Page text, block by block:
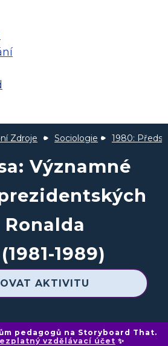
Zdroje Sociologie 1980:
Významné
1989)
AKTIVITU
pedagogů na Storyboard That.
vzdělávací účet ✨